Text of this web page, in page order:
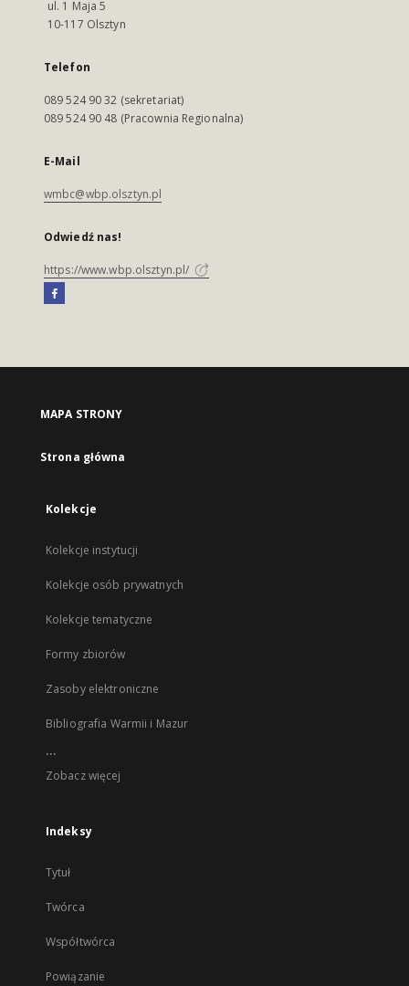
ul. 1 Maja 5
10-117 Olsztyn
Telefon
089 524 90 32 (sekretariat)
089 524 90 48 (Pracownia Regionalna)
E-Mail
wmbc@wbp.olsztyn.pl
Odwiedź nas!
https://www.wbp.olsztyn.pl/
MAPA STRONY
Strona główna
Kolekcje
Kolekcje instytucji
Kolekcje osób prywatnych
Kolekcje tematyczne
Formy zbiorów
Zasoby elektroniczne
Bibliografia Warmii i Mazur
...
Zobacz więcej
Indeksy
Tytuł
Twórca
Współtwórca
Powiązanie